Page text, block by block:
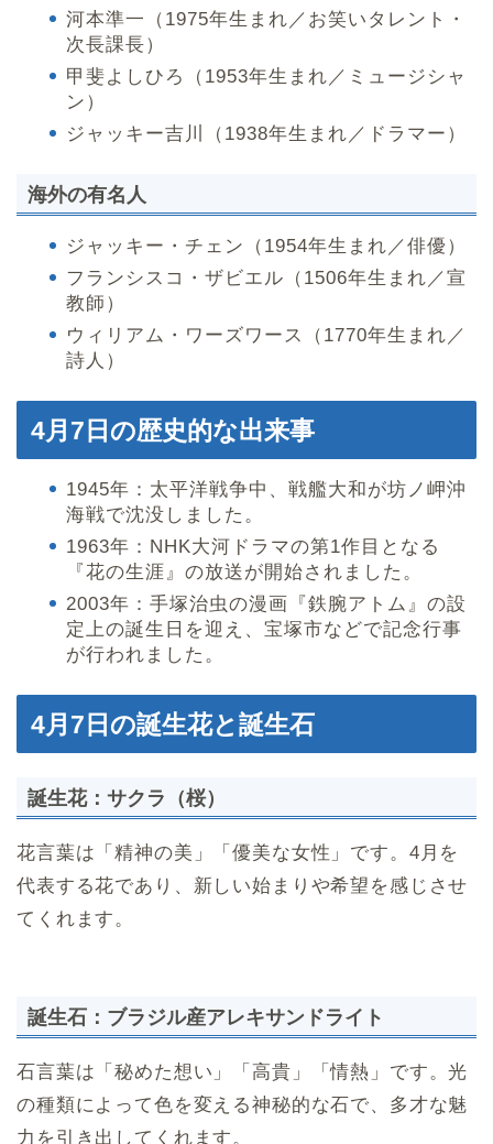
河本準一（1975年生まれ／お笑いタレント・
次長課長）
甲斐よしひろ（1953年生まれ／ミュージシャ
ン）
ジャッキー吉川（1938年生まれ／ドラマー）
海外の有名人
ジャッキー・チェン（1954年生まれ／俳優）
フランシスコ・ザビエル（1506年生まれ／宣
教師）
ウィリアム・ワーズワース（1770年生まれ／
詩人）
4月7日の歴史的な出来事
1945年：太平洋戦争中、戦艦大和が坊ノ岬沖
海戦で沈没しました。
1963年：NHK大河ドラマの第1作目となる
『花の生涯』の放送が開始されました。
2003年：手塚治虫の漫画『鉄腕アトム』の設
定上の誕生日を迎え、宝塚市などで記念行事
が行われました。
4月7日の誕生花と誕生石
誕生花：サクラ（桜）
花言葉は「精神の美」「優美な女性」です。4月を
代表する花であり、新しい始まりや希望を感じさせ
てくれます。
誕生石：ブラジル産アレキサンドライト
石言葉は「秘めた想い」「高貴」「情熱」です。光
の種類によって色を変える神秘的な石で、多才な魅
力を引き出してくれます。